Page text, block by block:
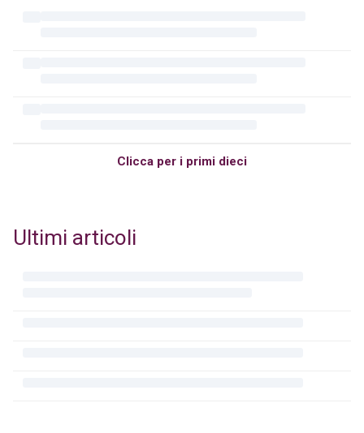
Clicca per i primi dieci
Ultimi articoli